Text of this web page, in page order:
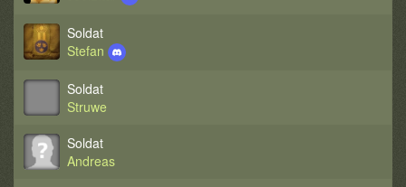
Soldat
Stefan
Soldat
Struwe
Soldat
Andreas